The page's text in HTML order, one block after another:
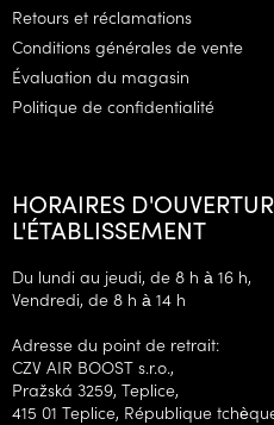
Retours et réclamations
Conditions générales de vente
Évaluation du magasin
Politique de confidentialité
HORAIRES
L'ÉTABLISSEMENT
Du lundi au jeudi, de 8 h à 16 h,
Vendredi, de 8 h à 14 h
Adresse du point de retrait:
CZV AIR BOOST s.r.o.,
Pražská 3259, Teplice,
415 01 Teplice, République